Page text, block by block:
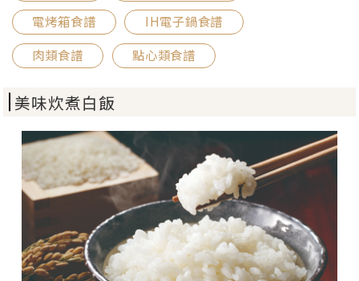
電烤箱食譜
IH電子鍋食譜
肉類食譜
點心類食譜
美味炊煮白飯